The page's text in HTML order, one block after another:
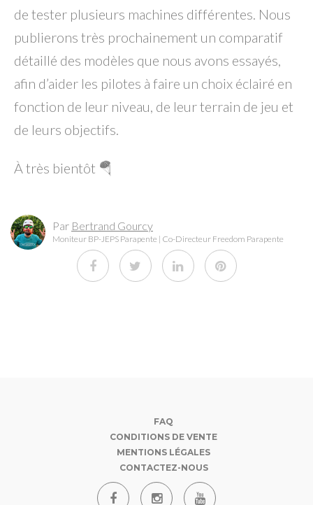
de tester plusieurs machines différentes. Nous
publierons très prochainement un comparatif
détaillé des modèles que nous avons essayés,
afin d’aider les pilotes à faire un choix éclairé en
fonction de leur niveau, de leur terrain de jeu et
de leurs objectifs.
À très bientôt 🪂
Par Bertrand Gourcy
Moniteur BP-JEPS Parapente | Co-Directeur Freedom Parapente
FAQ
CONDITIONS DE VENTE
MENTIONS LÉGALES
CONTACTEZ-NOUS